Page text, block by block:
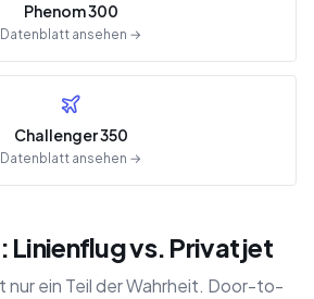
Phenom 300
Datenblatt ansehen →
Challenger 350
Datenblatt ansehen →
Linienflug vs. Privatjet
nur ein Teil der Wahrheit. Door-to-